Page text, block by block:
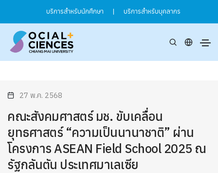
บริการสำหรับนักศึกษา | บริการสำหรับบุคลากร
27 พ.ค. 2568
คณะสังคมศาสตร์ มช. ขับเคลื่อน
ยุทธศาสตร์ “ความเป็นนานาชาติ” ผ่าน
โครงการ ASEAN Field School 2025 ณ
รัฐกลันตัน ประเทศมาเลเซีย